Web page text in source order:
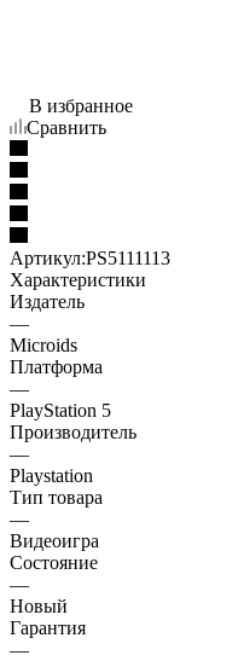
В избранное
Сравнить
Артикул:PS5111113
Характеристики
Издатель
—
Microids
Платформа
—
PlayStation 5
Производитель
—
Playstation
Тип товара
—
Видеоигра
Состояние
—
Новый
Гарантия
—